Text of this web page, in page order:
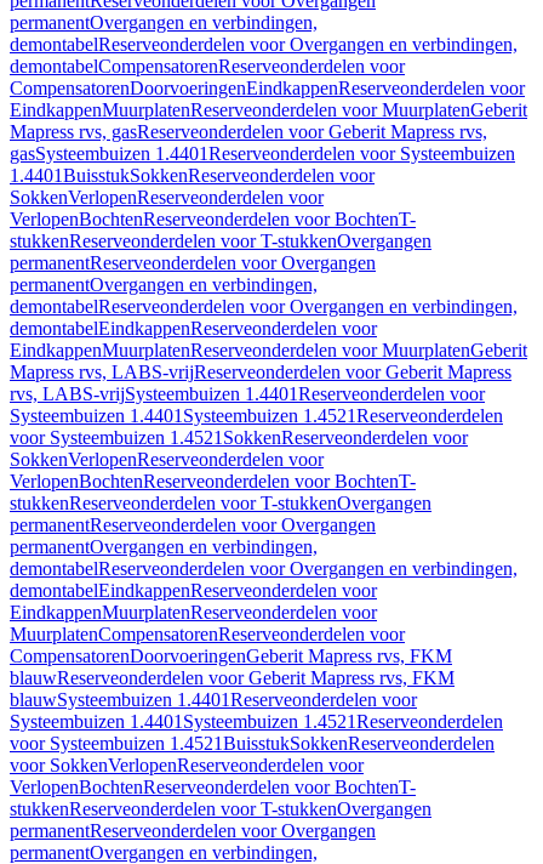
permanentOvergangen en verbindingen,
demontabelReserveonderdelen voor Overgangen en verbindingen,
demontabelCompensatorenReserveonderdelen voor
CompensatorenDoorvoeringenEindkappenReserveonderdelen voor
EindkappenMuurplatenReserveonderdelen voor MuurplatenGeberit
Mapress rvs, gasReserveonderdelen voor Geberit Mapress rvs,
gasSysteembuizen 1.4401Reserveonderdelen voor Systeembuizen
1.4401BuisstukSokkenReserveonderdelen voor
SokkenVerlopenReserveonderdelen voor
VerlopenBochtenReserveonderdelen voor BochtenT-
stukkenReserveonderdelen voor T-stukkenOvergangen
permanentReserveonderdelen voor Overgangen
permanentOvergangen en verbindingen,
demontabelReserveonderdelen voor Overgangen en verbindingen,
demontabelEindkappenReserveonderdelen voor
EindkappenMuurplatenReserveonderdelen voor MuurplatenGeberit
Mapress rvs, LABS-vrijReserveonderdelen voor Geberit Mapress
rvs, LABS-vrijSysteembuizen 1.4401Reserveonderdelen voor
Systeembuizen 1.4401 Systeembuizen 1.4521Reserveonderdelen
voor Systeembuizen 1.4521 SokkenReserveonderdelen voor
SokkenVerlopenReserveonderdelen voor
VerlopenBochtenReserveonderdelen voor BochtenT-
stukkenReserveonderdelen voor T-stukkenOvergangen
permanentReserveonderdelen voor Overgangen
permanentOvergangen en verbindingen,
demontabelReserveonderdelen voor Overgangen en verbindingen,
demontabelEindkappenReserveonderdelen voor
EindkappenMuurplatenReserveonderdelen voor
MuurplatenCompensatorenReserveonderdelen voor
CompensatorenDoorvoeringenGeberit Mapress rvs, FKM
blauwReserveonderdelen voor Geberit Mapress rvs, FKM
blauwSysteembuizen 1.4401Reserveonderdelen voor
Systeembuizen 1.4401 Systeembuizen 1.4521Reserveonderdelen
voor Systeembuizen 1.4521BuisstukSokkenReserveonderdelen
voor SokkenVerlopenReserveonderdelen voor
VerlopenBochtenReserveonderdelen voor BochtenT-
stukkenReserveonderdelen voor T-stukkenOvergangen
permanentReserveonderdelen voor Overgangen
permanentOvergangen en verbindingen,